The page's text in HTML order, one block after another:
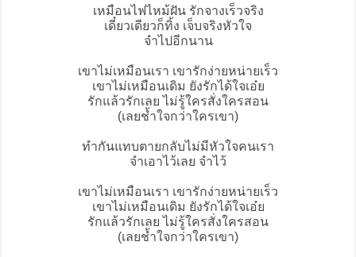
เหมือนไฟไหม้ฝัน รักจางเร็วจริง
เดี๋ยวเดียวก็ทิ้ง เจ็บจริงหัวใจ
จำไปอีกนาน
เขาไม่เหมือนเรา เขารักง่ายหน่ายเร็ว
เขาไม่เหมือนเดิม ยังรักได้ใจเอ๋ย
รักแล้วรักเลย ไม่รู้ใครสั่งใครสอน
(เลยช้ำใจกว่าใครเขา)
ทำกันแทบตายกลับไม่มีหัวใจคนเรา
จำเอาไว้เลย จำไว้
เขาไม่เหมือนเรา เขารักง่ายหน่ายเร็ว
เขาไม่เหมือนเดิม ยังรักได้ใจเอ๋ย
รักแล้วรักเลย ไม่รู้ใครสั่งใครสอน
(เลยช้ำใจกว่าใครเขา)